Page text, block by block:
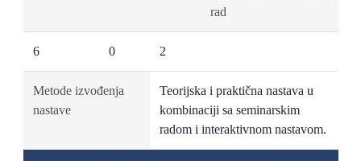
rad
6 0 2
Metode izvođenja
nastave
Teorijska i praktična nastava u
kombinaciji sa seminarskim
radom i interaktivnom nastavom.